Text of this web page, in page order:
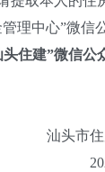
理中心”微信
住建”微信公
汕头市